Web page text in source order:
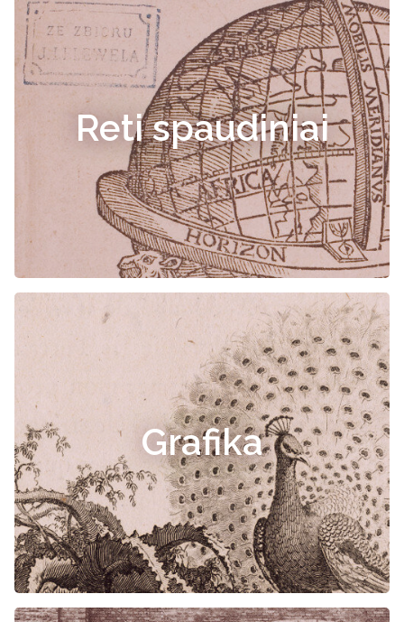
Reti spaudiniai
Grafika